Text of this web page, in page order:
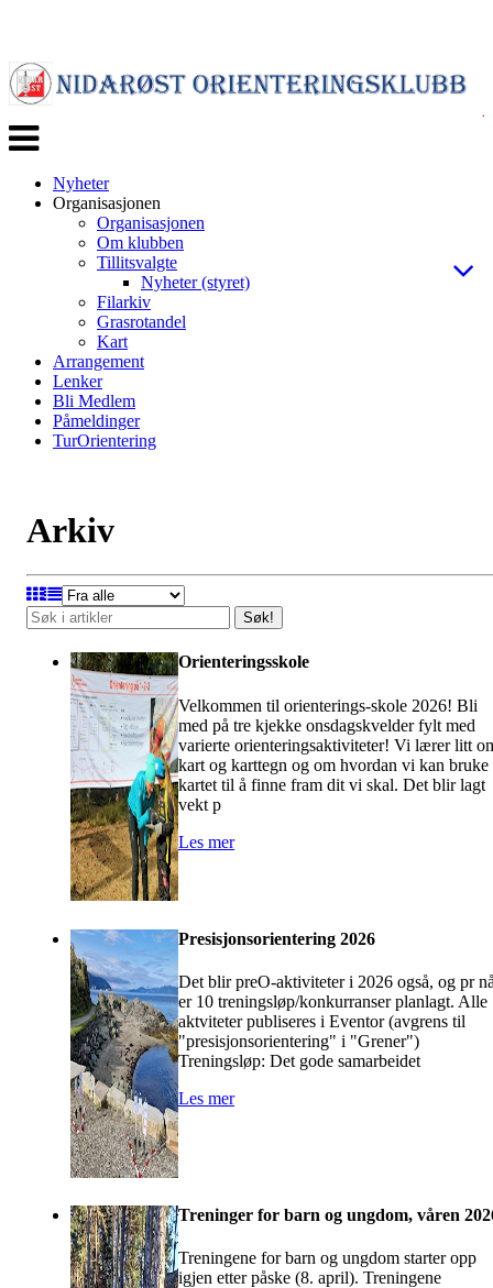
Veksle
navigasjon
Nyheter
Organisasjonen
Organisasjonen
Om klubben
Tillitsvalgte
Nyheter (styret)
Filarkiv
Grasrotandel
Kart
Arrangement
Lenker
Bli Medlem
Påmeldinger
TurOrientering
Arkiv
Søk!
Orienteringsskole
Velkommen til orienterings-skole 2026! Bli
med på tre kjekke onsdagskvelder fylt med
varierte orienteringsaktiviteter! Vi lærer litt
kart og karttegn og om hvordan vi kan bruke
kartet til å finne fram dit vi skal. Det blir lagt
vekt p
Les mer
Presisjonsorientering 2026
Det blir preO-aktiviteter i 2026 også, og pr
er 10 treningsløp/konkurranser planlagt. Alle
aktviteter publiseres i Eventor (avgrens til
"presisjonsorientering" i "Grener")
Treningsløp: Det gode samarbeidet
Les mer
Treninger for barn og ungdom, våren
Treningene for barn og ungdom starter opp
igjen etter påske (8. april). Treningene